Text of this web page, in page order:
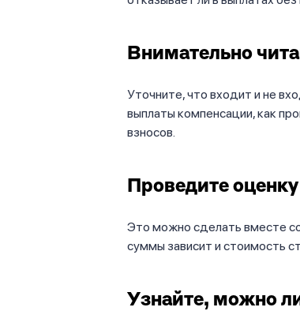
Внимательно
Уточните, что входит и не
выплаты компенсации, как
взносов.
Проведите
Это можно сделать вместе
суммы зависит и стоимость
Узнайте, можно